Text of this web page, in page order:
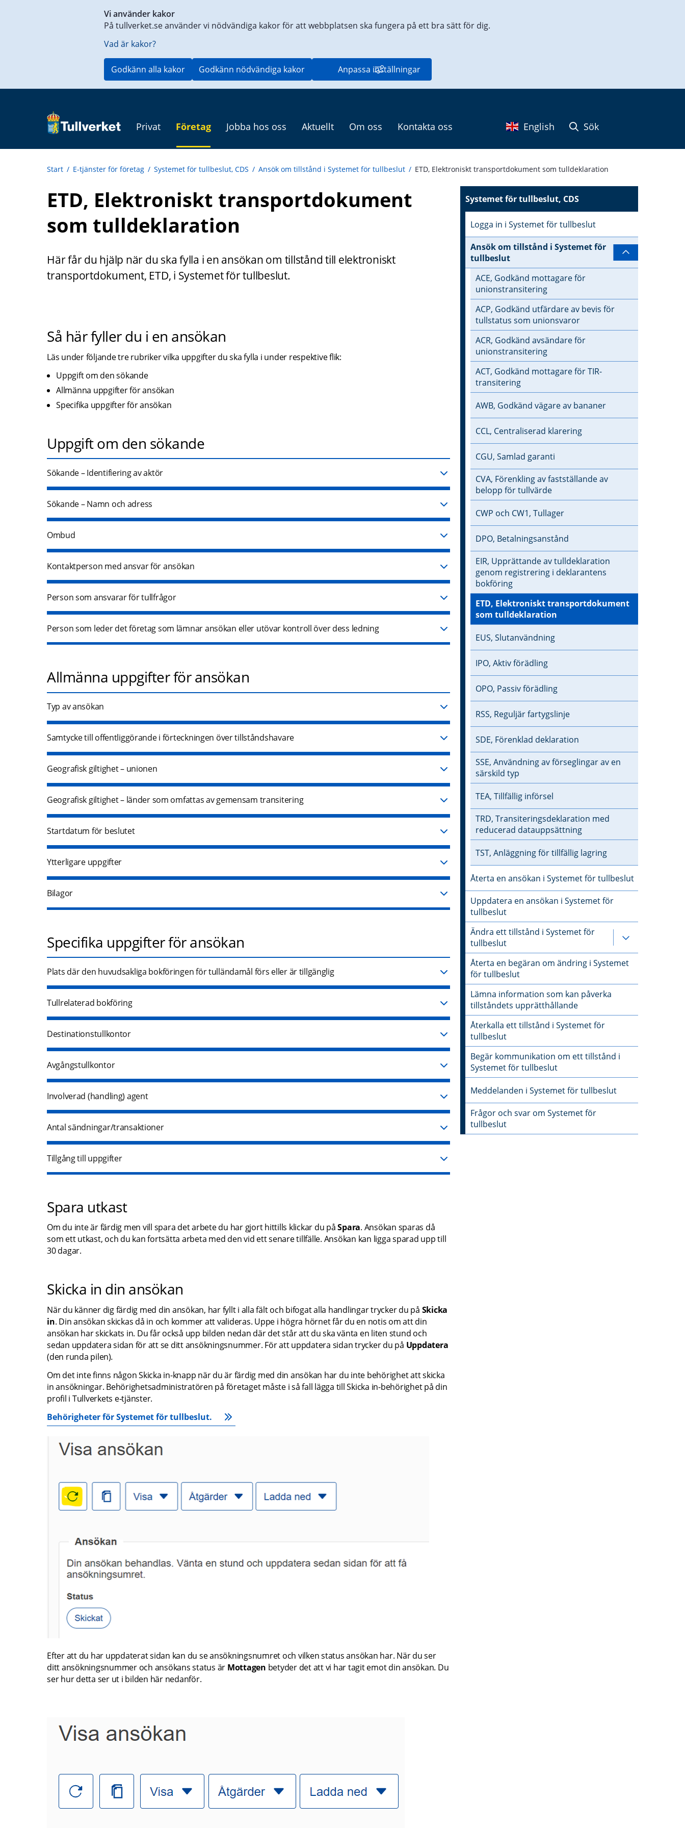
Vi använder kakor
På tullverket.se använder vi nödvändiga kakor för att webbplatsen ska fungera på ett bra sätt för dig.
Vad är kakor?
Godkänn alla kakor Godkänn nödvändiga kakor Anpassa inställningar
Privat Företag Jobba hos oss Aktuellt Om oss Kontakta oss English Sök
Start / E-tjänster för företag / Systemet för tullbeslut, CDS / Ansök om tillstånd i Systemet för tullbeslut / ETD, Elektroniskt transportdokument som tulldeklaration
ETD, Elektroniskt transportdokument
som tulldeklaration
Här får du hjälp när du ska fylla i en ansökan om tillstånd till elektroniskt
transportdokument, ETD, i Systemet för tullbeslut.
Så här fyller du i en ansökan
Läs under följande tre rubriker vilka uppgifter du ska fylla i under respektive flik:
Uppgift om den sökande
Allmänna uppgifter för ansökan
Specifika uppgifter för ansökan
Uppgift om den sökande
Sökande – Identifiering av aktör
Sökande – Namn och adress
Ombud
Kontaktperson med ansvar för ansökan
Person som ansvarar för tullfrågor
Person som leder det företag som lämnar ansökan eller utövar kontroll över dess ledning
Allmänna uppgifter för ansökan
Typ av ansökan
Samtycke till offentliggörande i förteckningen över tillståndshavare
Geografisk giltighet – unionen
Geografisk giltighet – länder som omfattas av gemensam transitering
Startdatum för beslutet
Ytterligare uppgifter
Bilagor
Specifika uppgifter för ansökan
Plats där den huvudsakliga bokföringen för tulländamål förs eller är tillgänglig
Tullrelaterad bokföring
Destinationstullkontor
Avgångstullkontor
Involverad (handling) agent
Antal sändningar/transaktioner
Tillgång till uppgifter
Spara utkast
Om du inte är färdig men vill spara det arbete du har gjort hittills klickar du på Spara. Ansökan sparas då
som ett utkast, och du kan fortsätta arbeta med den vid ett senare tillfälle. Ansökan kan ligga sparad upp till
30 dagar.
Skicka in din ansökan
När du känner dig färdig med din ansökan, har fyllt i alla fält och bifogat alla handlingar trycker du på Skicka
in. Din ansökan skickas då in och kommer att valideras. Uppe i högra hörnet får du en notis om att din
ansökan har skickats in. Du får också upp bilden nedan där det står att du ska vänta en liten stund och
sedan uppdatera sidan för att se ditt ansökningsnummer. För att uppdatera sidan trycker du på
(den runda pilen).
Om det inte finns någon Skicka in-knapp när du är färdig med din ansökan har du inte behörighet att skicka
in ansökningar. Behörighetsadministratören på företaget måste i så fall lägga till Skicka in-behörighet på din
profil i Tullverkets e‑tjänster.
Behörigheter för Systemet för tullbeslut.
Efter att du har uppdaterat sidan kan du se ansökningsnumret och vilken status ansökan har. När du ser
ditt ansökningsnummer och ansökans status är Mottagen betyder det att vi har tagit emot din ansökan. Du
ser hur detta ser ut i bilden här nedanför.
Systemet för tullbeslut, CDS
Logga in i Systemet för tullbeslut
Ansök om tillstånd i Systemet för
tullbeslut
ACE, Godkänd mottagare för
unionstransitering
ACP, Godkänd utfärdare av bevis för
tullstatus som unionsvaror
ACR, Godkänd avsändare för
unionstransitering
ACT, Godkänd mottagare för TIR-
transitering
AWB, Godkänd vägare av bananer
CCL, Centraliserad klarering
CGU, Samlad garanti
CVA, Förenkling av fastställande av
belopp för tullvärde
CWP och CW1, Tullager
DPO, Betalningsanstånd
EIR, Upprättande av tulldeklaration
genom registrering i deklarantens
bokföring
ETD, Elektroniskt transportdokument
som tulldeklaration
EUS, Slutanvändning
IPO, Aktiv förädling
OPO, Passiv förädling
RSS, Reguljär fartygslinje
SDE, Förenklad deklaration
SSE, Användning av förseglingar av en
särskild typ
TEA, Tillfällig införsel
TRD, Transiteringsdeklaration med
reducerad datauppsättning
TST, Anläggning för tillfällig lagring
Återta en ansökan i Systemet för tullbeslut
Uppdatera en ansökan i Systemet för
tullbeslut
Ändra ett tillstånd i Systemet för
tullbeslut
Återta en begäran om ändring i Systemet
för tullbeslut
Lämna information som kan påverka
tillståndets upprätthållande
Återkalla ett tillstånd i Systemet för
tullbeslut
Begär kommunikation om ett tillstånd i
Systemet för tullbeslut
Meddelanden i Systemet för tullbeslut
Frågor och svar om Systemet för
tullbeslut